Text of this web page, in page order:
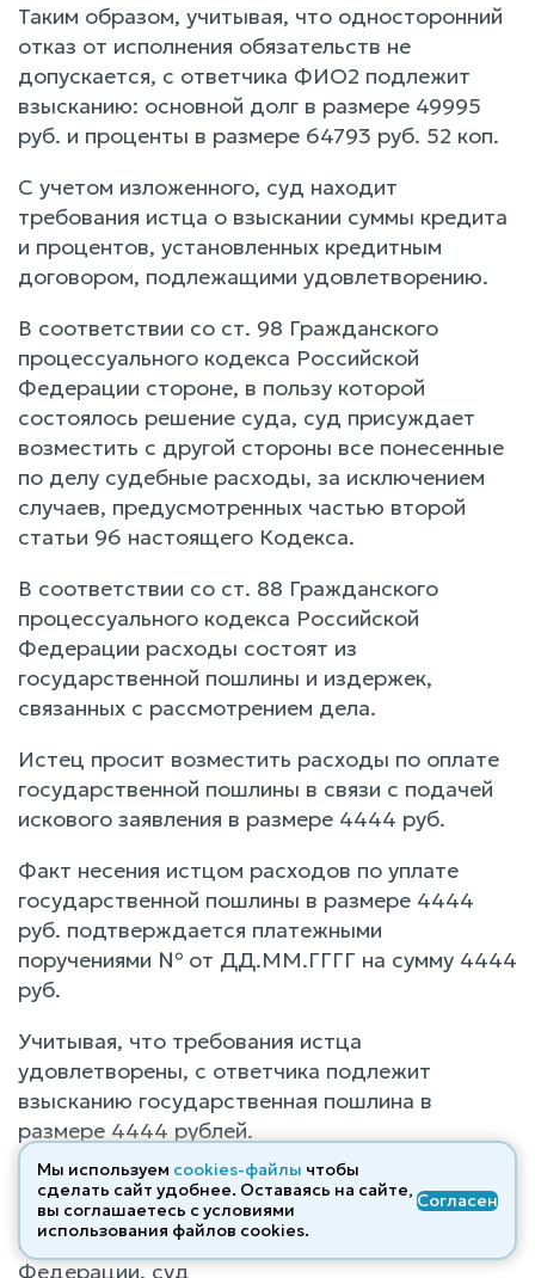
Таким образом, учитывая, что односторонний
отказ от исполнения обязательств не
допускается, с ответчика ФИО2 подлежит
взысканию: основной долг в размере 49995
руб. и проценты в размере 64793 руб. 52 коп.
С учетом изложенного, суд находит
требования истца о взыскании суммы кредита
и процентов, установленных кредитным
договором, подлежащими удовлетворению.
В соответствии со ст. 98 Гражданского
процессуального кодекса Российской
Федерации стороне, в пользу которой
состоялось решение суда, суд присуждает
возместить с другой стороны все понесенные
по делу судебные расходы, за исключением
случаев, предусмотренных частью второй
статьи 96 настоящего Кодекса.
В соответствии со ст. 88 Гражданского
процессуального кодекса Российской
Федерации расходы состоят из
государственной пошлины и издержек,
связанных с рассмотрением дела.
Истец просит возместить расходы по оплате
государственной пошлины в связи с подачей
искового заявления в размере 4444 руб.
Факт несения истцом расходов по уплате
государственной пошлины в размере 4444
руб. подтверждается платежными
поручениями № от ДД.ММ.ГГГГ на сумму 4444
руб.
Учитывая, что требования истца
удовлетворены, с ответчика подлежит
взысканию государственная пошлина в
размере 4444 рублей.
На основании изложенного, руководствуясь
статьями 194 - 198, 233 - 235 Гражданского
процессуального кодекса Российской
Федерации, суд
Мы используем cookies-файлы чтобы
сделать сайт удобнее. Оставаясь на сайте,
вы соглашаетесь с условиями
использования файлов cооkies.
Согласен